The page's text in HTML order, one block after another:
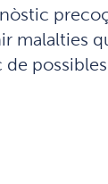
malalties
de